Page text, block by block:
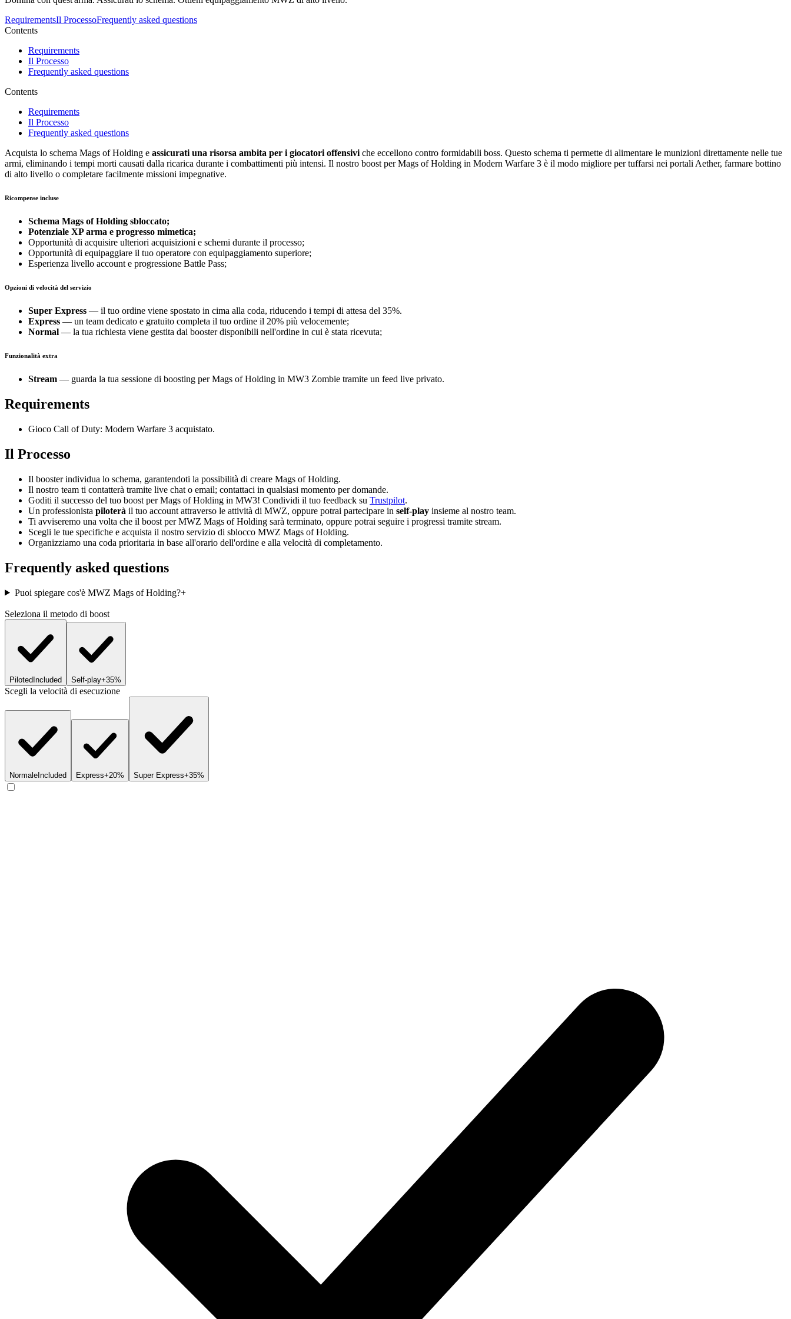
RequirementsIl ProcessoFrequently asked questions
Contents
Requirements
Il Processo
Frequently asked questions
Contents
Requirements
Il Processo
Frequently asked questions
Acquista lo schema Mags of Holding e assicurati una risorsa ambita per i giocatori offensiviche eccellono contro formidabili boss. Questo schema ti permette di alimentare le munizioni direttamente nelle tue
armi, eliminando i tempi morti causati dalla ricarica durante i combattimenti più intensi. Il nostro boost per Mags of Holding in Modern Warfare 3 è il modo migliore per tuffarsi nei portali Aether, farmare bottino
di alto livello o completare facilmente missioni impegnative.
Ricompense incluse
Schema Mags of Holding sbloccato;
Potenziale XP arma e progresso mimetica;
Opportunità di acquisire ulteriori acquisizioni e schemi durante il processo;
Opportunità di equipaggiare il tuo operatore con equipaggiamento superiore;
Esperienza livello account e progressione Battle Pass;
Opzioni di velocità del servizio
Super Express — il tuo ordine viene spostato in cima alla coda, riducendo i tempi di attesa del 35%.
Express — un team dedicato e gratuito completa il tuo ordine il 20% più velocemente;
Normal — la tua richiesta viene gestita dai booster disponibili nell'ordine in cui è stata ricevuta;
Funzionalità extra
Stream — guarda la tua sessione di boosting per Mags of Holding in MW3 Zombie tramite un feed live privato.
Requirements
Gioco Call of Duty: Modern Warfare 3 acquistato.
Il Processo
Il booster individua lo schema, garantendoti la possibilità di creare Mags of Holding.
Il nostro team ti contatterà tramite live chat o email; contattaci in qualsiasi momento per domande.
Goditi il successo del tuo boost per Mags of Holding in MW3! Condividi il tuo feedback su Trustpilot.
Un professionista piloterà il tuo account attraverso le attività di MWZ, oppure potrai partecipare in self-play insieme al nostro team.
Ti avviseremo una volta che il boost per MWZ Mags of Holding sarà terminato, oppure potrai seguire i progressi tramite stream.
Scegli le tue specifiche e acquista il nostro servizio di sblocco MWZ Mags of Holding.
Organizziamo una coda prioritaria in base all'orario dell'ordine e alla velocità di completamento.
Frequently asked questions
Puoi spiegare cos'è MWZ Mags of Holding?+
Seleziona il metodo di boost
PilotedIncluded Self-play+35%
Scegli la velocità di esecuzione
NormaleIncluded Express+20% Super Express+35%